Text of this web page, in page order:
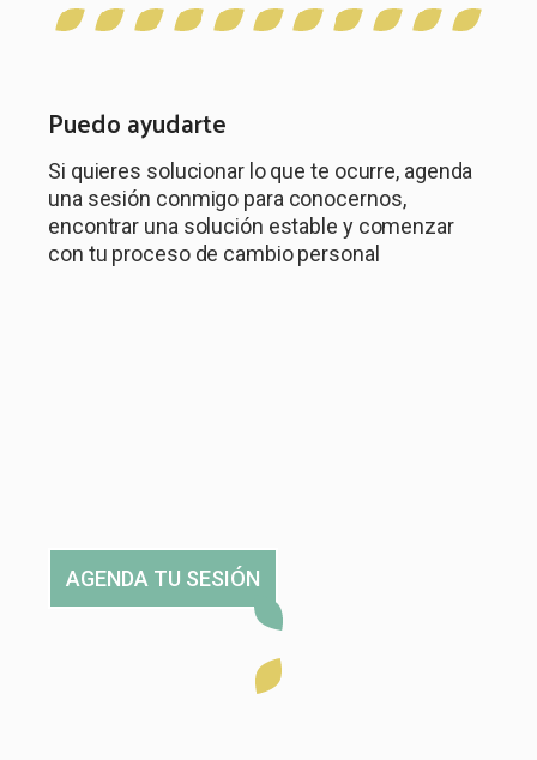
Puedo ayudarte
Si quieres solucionar lo que te ocurre, agenda
una sesión conmigo para conocernos,
encontrar una solución estable y comenzar
con tu proceso de cambio personal
AGENDA TU SESIÓN